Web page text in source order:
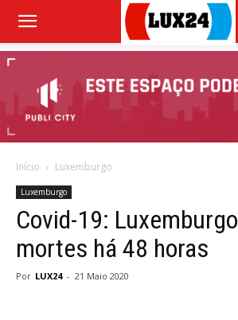
Início Luxemburgo
Luxemburgo
Covid-19:
mortes há 48 horas
Por LUX24 - 21 Maio 2020